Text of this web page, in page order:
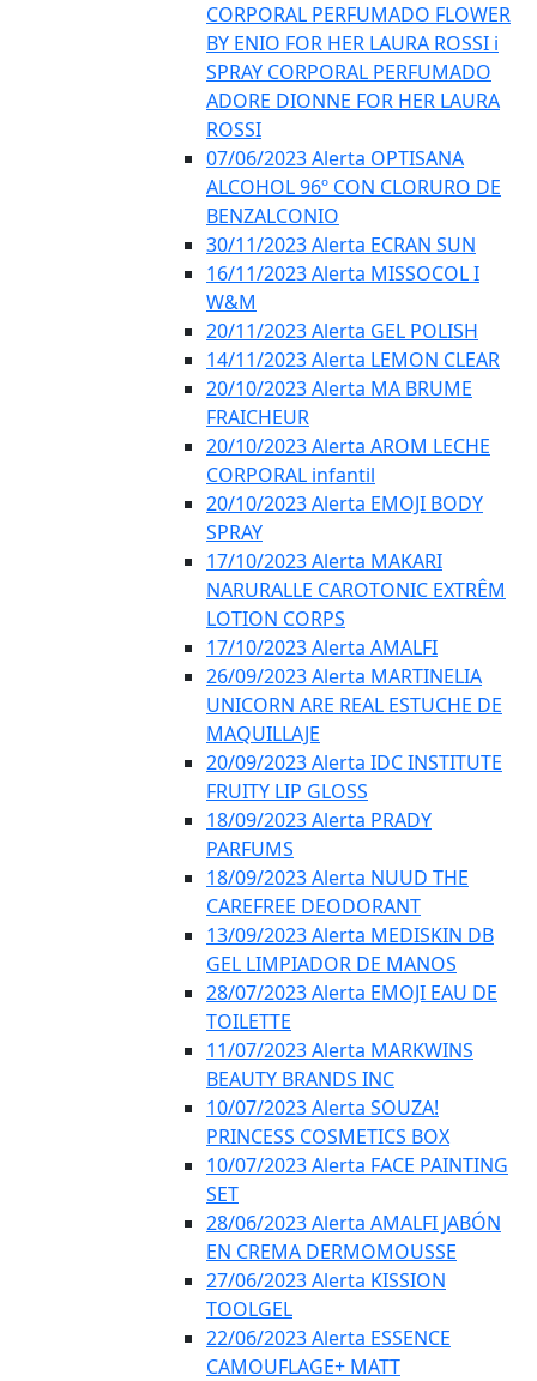
CORPORAL PERFUMADO FLOWER
BY ENIO FOR HER LAURA ROSSI i
SPRAY CORPORAL PERFUMADO
ADORE DIONNE FOR HER LAURA
ROSSI
07/06/2023 Alerta OPTISANA
ALCOHOL 96º CON CLORURO DE
BENZALCONIO
30/11/2023 Alerta ECRAN SUN
16/11/2023 Alerta MISSOCOL I
W&M
20/11/2023 Alerta GEL POLISH
14/11/2023 Alerta LEMON CLEAR
20/10/2023 Alerta MA BRUME
FRAICHEUR
20/10/2023 Alerta AROM LECHE
CORPORAL infantil
20/10/2023 Alerta EMOJI BODY
SPRAY
17/10/2023 Alerta MAKARI
NARURALLE CAROTONIC EXTRÊM
LOTION CORPS
17/10/2023 Alerta AMALFI
26/09/2023 Alerta MARTINELIA
UNICORN ARE REAL ESTUCHE DE
MAQUILLAJE
20/09/2023 Alerta IDC INSTITUTE
FRUITY LIP GLOSS
18/09/2023 Alerta PRADY
PARFUMS
18/09/2023 Alerta NUUD THE
CAREFREE DEODORANT
13/09/2023 Alerta MEDISKIN DB
GEL LIMPIADOR DE MANOS
28/07/2023 Alerta EMOJI EAU DE
TOILETTE
11/07/2023 Alerta MARKWINS
BEAUTY BRANDS INC
10/07/2023 Alerta SOUZA!
PRINCESS COSMETICS BOX
10/07/2023 Alerta FACE PAINTING
SET
28/06/2023 Alerta AMALFI JABÓN
EN CREMA DERMOMOUSSE
27/06/2023 Alerta KISSION
TOOLGEL
22/06/2023 Alerta ESSENCE
CAMOUFLAGE+ MATT